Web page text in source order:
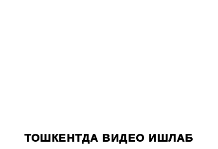
ТОШКЕНТДА ВИДЕО ИШЛАБ